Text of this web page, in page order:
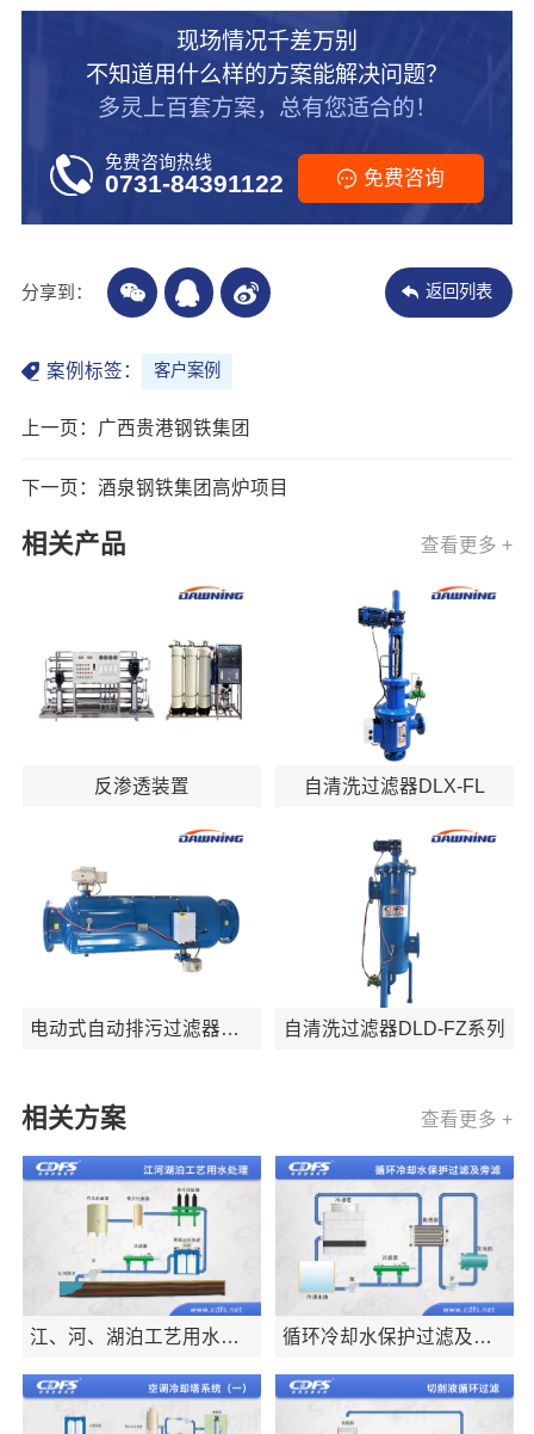
现场情况千差万别
不知道用什么样的方案能解决问题？
多灵上百套方案，总有您适合的！
免费咨询热线
0731-84391122 免费咨询
分享到： 返回列表
案例标签： 客户案例
上一页：广西贵港钢铁集团
下一页：酒泉钢铁集团高炉项目
相关产品 查看更多 +
反渗透装置 自清洗过滤器DLX-FL
电动式自动排污过滤器
自清洗过滤器DLD-FZ系列
相关方案 查看更多 +
江、河、湖泊工艺用水处
循环冷却水保护过滤及旁